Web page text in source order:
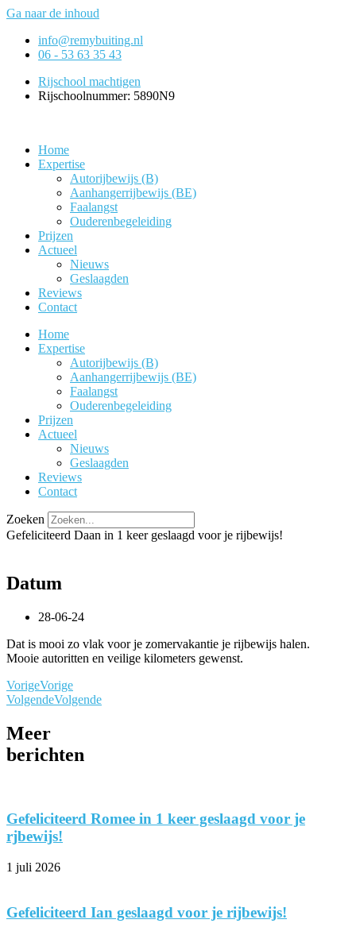
Ga naar de inhoud
info@remybuiting.nl
06 - 53 63 35 43
Rijschool machtigen
Rijschoolnummer: 5890N9
Home
Expertise
Autorijbewijs (B)
Aanhangerrijbewijs (BE)
Faalangst
Ouderenbegeleiding
Prijzen
Actueel
Nieuws
Geslaagden
Reviews
Contact
Home
Expertise
Autorijbewijs (B)
Aanhangerrijbewijs (BE)
Faalangst
Ouderenbegeleiding
Prijzen
Actueel
Nieuws
Geslaagden
Reviews
Contact
Zoeken
Gefeliciteerd Daan in 1 keer geslaagd voor je rijbewijs!
Datum
28-06-24
Dat is mooi zo vlak voor je zomervakantie je rijbewijs halen.
Mooie autoritten en veilige kilometers gewenst.
VorigeVorige
VolgendeVolgende
Meer
berichten
Gefeliciteerd Romee in 1 keer geslaagd voor je
rjbewijs!
1 juli 2026
Gefeliciteerd Ian geslaagd voor je rijbewijs!